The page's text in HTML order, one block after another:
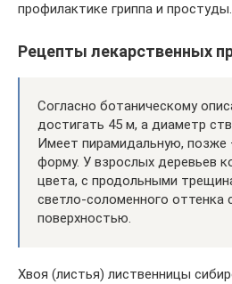
профилактике гриппа и простуды.
Рецепты лекарственных
Согласно ботаническому
достигать 45 м, а диаметр
Имеет пирамидальную, позже
форму. У взрослых деревьев
цвета, с продольными
светло-соломенного оттенка
поверхностью.
Хвоя (листья) лиственницы